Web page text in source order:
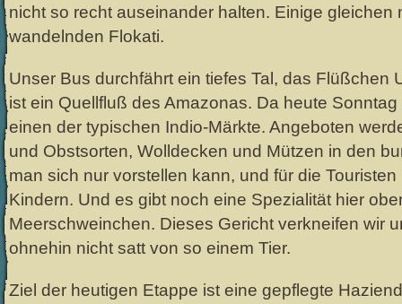
nicht so recht auseinander halten. Einige gleichen
wandelnden Flokati.
Unser Bus durchfährt ein tiefes Tal, das Flüßchen
ist ein Quellfluß des Amazonas. Da heute
einen der typischen Indio-Märkte. Angeboten
und Obstsorten, Wolldecken und Mützen in den
man sich nur vorstellen kann, und für die
Kindern. Und es gibt noch eine Spezialität hier
Meerschweinchen. Dieses Gericht verkneifen wir
ohnehin nicht satt von so einem Tier.
Ziel der heutigen Etappe ist eine gepflegte